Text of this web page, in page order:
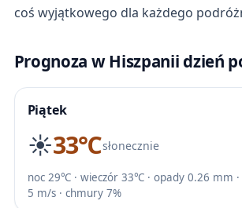
coś wyjątkowego dla każdego
Prognoza w Hiszpanii dzień
Piątek
☀️33℃słonecznie
noc 29℃ · wieczór 33℃ · opady 0.26 mm
5 m/s · chmury 7%